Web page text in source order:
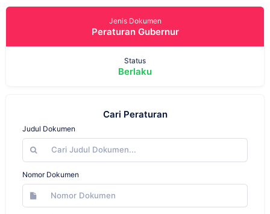
Jenis Dokumen
Peraturan Gubernur
Status
Berlaku
Cari Peraturan
Judul Dokumen
Nomor Dokumen